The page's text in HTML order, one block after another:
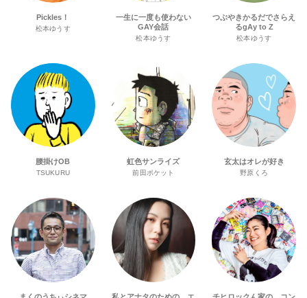
Pickles！
松本ゆうす
一生に一度も使わない
GAY会話
松本ゆうす
つぶやきかるだでさらえ
るgAy to Z
松本ゆうす
腰掛けOB
TSUKURU
虹色サンライズ
前田ポケット
玄太はオレが好き
野原くろ